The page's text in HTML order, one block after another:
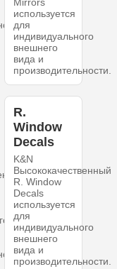
используется
для
индивидуального
внешнего
вида и
производительности.
R.
Window
Decals
K&N
Высококачественный
R. Window
Decals
используется
для
индивидуального
внешнего
вида и
производительности.